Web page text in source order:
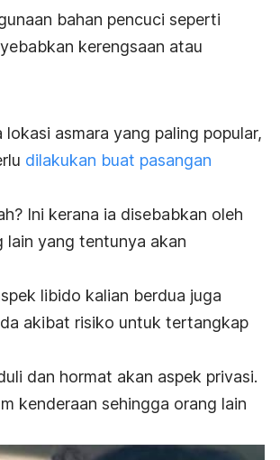
bahan pencuci seperti
kerengsaan atau
asmara yang paling popular,
dilakukan buat pasangan
Ini kerana ia disebabkan oleh
lain yang tentunya akan
libido kalian berdua juga
akibat risiko untuk tertangkap
dan hormat akan aspek privasi.
kenderaan sehingga orang lain